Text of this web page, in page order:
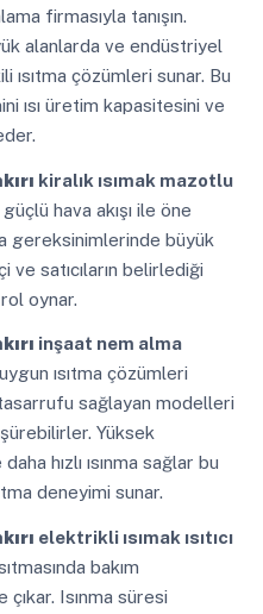
firmasıyla tanışın.
alanlarda ve endüstriyel
çözümleri sunar. Bu
ısı üretim kapasitesini ve
kiralık ısımak mazotlu
hava akışı ile öne
gereksinimlerinde büyük
ve satıcıların belirlediği
oynar.
inşaat nem alma
ısıtma çözümleri
sağlayan modelleri
Yüksek
hızlı ısınma sağlar bu
deneyimi sunar.
elektrikli ısımak ısıtıcı
bakım
Isınma süresi